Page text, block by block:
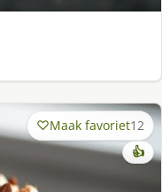
Maak favoriet12
👍